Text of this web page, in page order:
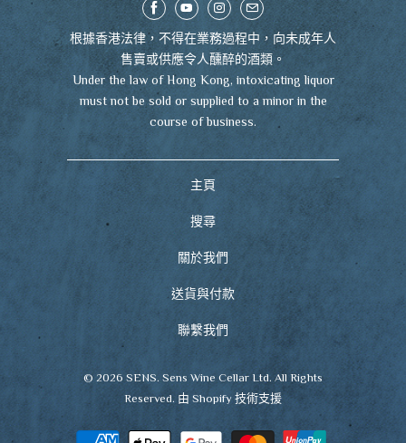
根據香港法律，不得在業務過程中，向未成年人
售賣或供應令人醺醉的酒類。
Under the law of Hong Kong, intoxicating liquor
must not be sold or supplied to a minor in the
course of business.
主頁
搜尋
關於我們
送貨與付款
聯繫我們
© 2026 SENS. Sens Wine Cellar Ltd. All Rights
Reserved. 由 Shopify 技術支援